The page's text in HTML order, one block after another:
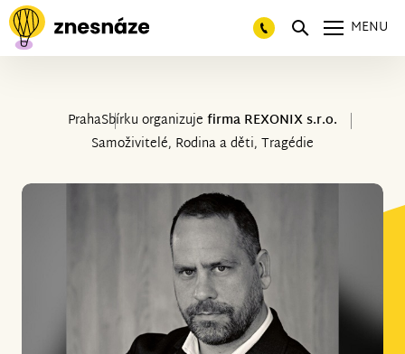
MENU
PrahaSbírku organizuje firma REXONIX s.r.o.
Samoživitelé, Rodina a děti, Tragédie